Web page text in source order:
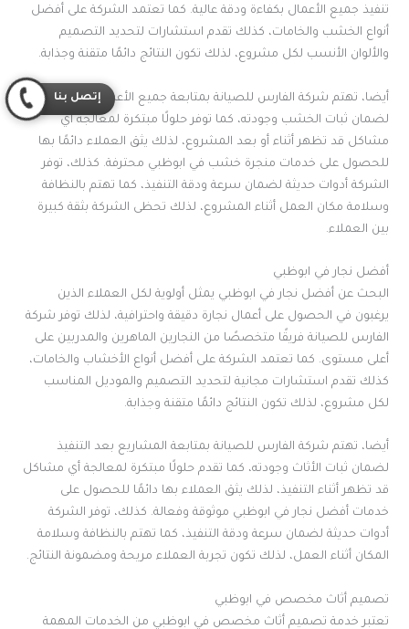
تنفيذ جميع الأعمال بكفاءة ودقة عالية. كما تعتمد الشركة على أفضل
أنواع الخشب والخامات، كذلك تقدم استشارات لتحديد التصميم
والألوان الأنسب لكل مشروع، لذلك تكون النتائج دائمًا متقنة وجذابة.
أيضا، تهتم شركة الفارس للصيانة بمتابعة جميع الأعمال بعد التنفيذ
لضمان ثبات الخشب وجودته، كما توفر حلولًا مبتكرة لمعالجة أي
مشاكل قد تظهر أثناء أو بعد المشروع، لذلك يثق العملاء دائمًا بها
للحصول على خدمات منجرة خشب في ابوظبي محترفة. كذلك، توفر
الشركة أدوات حديثة لضمان سرعة ودقة التنفيذ، كما تهتم بالنظافة
وسلامة مكان العمل أثناء المشروع، لذلك تحظى الشركة بثقة كبيرة
بين العملاء.
أفضل نجار في ابوظبي
البحث عن أفضل نجار في ابوظبي يمثل أولوية لكل العملاء الذين
يرغبون في الحصول على أعمال نجارة دقيقة واحترافية، لذلك توفر شركة
الفارس للصيانة فريقًا متخصصًا من النجارين الماهرين والمدربين على
أعلى مستوى. كما تعتمد الشركة على أفضل أنواع الأخشاب والخامات،
كذلك تقدم استشارات مجانية لتحديد التصميم والموديل المناسب
لكل مشروع، لذلك تكون النتائج دائمًا متقنة وجذابة.
أيضا، تهتم شركة الفارس للصيانة بمتابعة المشاريع بعد التنفيذ
لضمان ثبات الأثاث وجودته، كما تقدم حلولًا مبتكرة لمعالجة أي مشاكل
قد تظهر أثناء التنفيذ، لذلك يثق العملاء بها دائمًا للحصول على
خدمات أفضل نجار في ابوظبي موثوقة وفعالة. كذلك، توفر الشركة
أدوات حديثة لضمان سرعة ودقة التنفيذ، كما تهتم بالنظافة وسلامة
المكان أثناء العمل، لذلك تكون تجربة العملاء مريحة ومضمونة النتائج.
تصميم أثاث مخصص في ابوظبي
تعتبر خدمة تصميم أثاث مخصص في ابوظبي من الخدمات المهمة
إتصل بنا